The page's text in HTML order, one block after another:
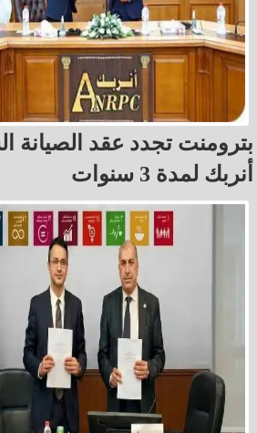
بترومنت تجدد عقد الصيانة
أنربك لمدة 3 سنوات